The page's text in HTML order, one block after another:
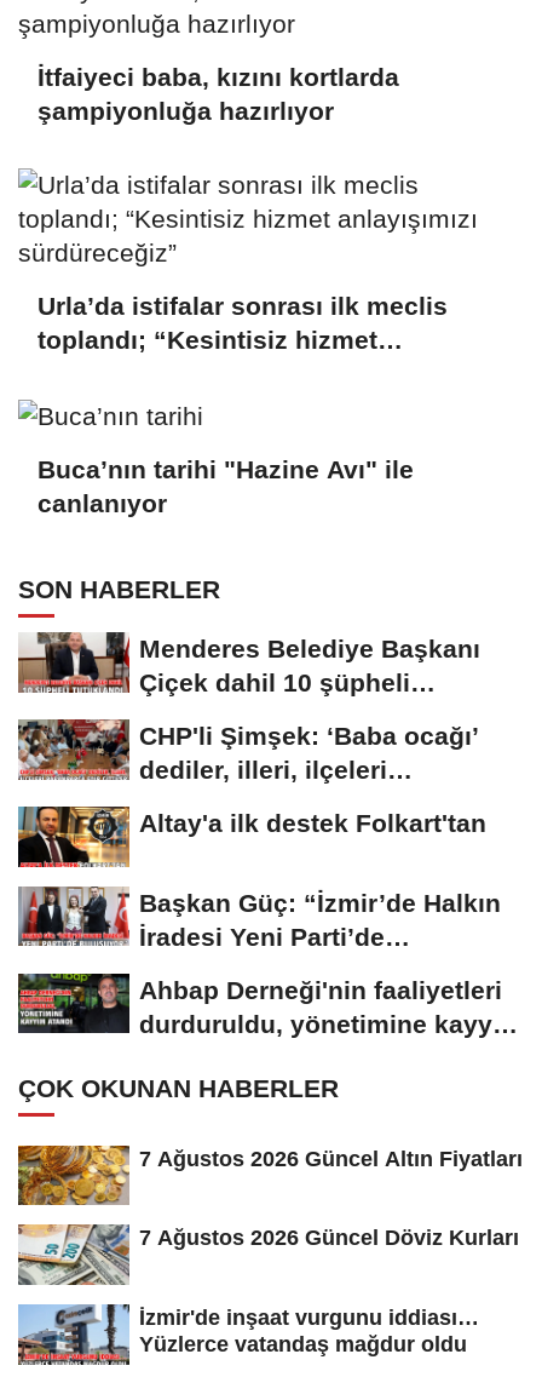
İtfaiyeci baba, kızını kortlarda
şampiyonluğa hazırlıyor
Urla’da istifalar sonrası ilk meclis
toplandı; “Kesintisiz hizmet
Buca’nın tarihi "Hazine Avı" ile
canlanıyor
SON HABERLER
Menderes Belediye Başkanı
Çiçek dahil 10 şüpheli
CHP'li Şimşek: ‘Baba ocağı’
dediler, illeri, ilçeleri
Altay'a ilk destek Folkart'tan
Başkan Güç: “İzmir’de Halkın
İradesi Yeni Parti’de
Ahbap Derneği'nin faaliyetleri
durduruldu, yönetimine kayyım
ÇOK OKUNAN HABERLER
7 Ağustos 2026 Güncel Altın Fiyatları
7 Ağustos 2026 Güncel Döviz Kurları
İzmir'de inşaat vurgunu iddiası…
Yüzlerce vatandaş mağdur oldu